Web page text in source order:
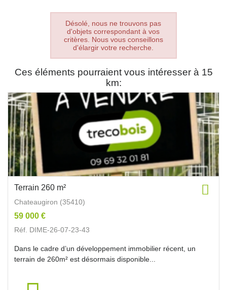
Désolé, nous ne trouvons pas
d'objets correspondant à vos
critères. Nous vous conseillons
d'élargir votre recherche.
Ces éléments pourraient vous intéresser à 15
km:
Terrain 260 m²
Chateaugiron (35410)
59 000 €
Réf. DIME-26-07-23-43
Dans le cadre d’un développement immobilier récent, un
terrain de 260m² est désormais disponible...